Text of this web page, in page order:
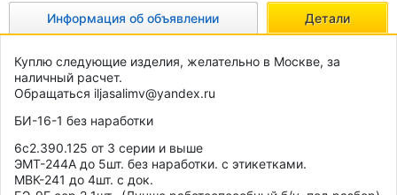
Информация об объявлении Детали
Куплю следующие изделия, желательно в Москве, за
наличный расчет.
Обращаться iljasalimv@yandex.ru
БИ-16-1 без наработки
6c2.390.125 от 3 серии и выше
ЭМТ-244А до 5шт. без наработки. с этикетками.
МВК-241 до 4шт. с док.